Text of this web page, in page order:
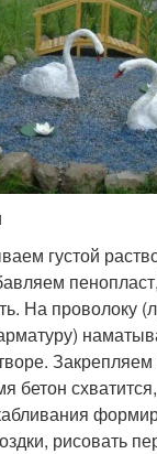
густой
На проволоку
бетон
рисовать